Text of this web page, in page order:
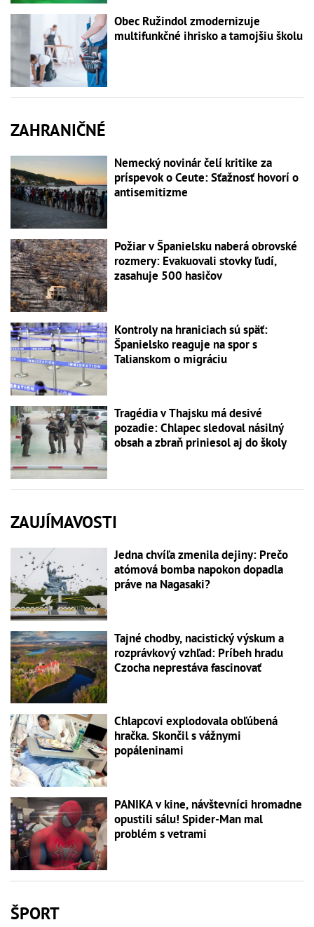
Obec Ružindol zmodernizuje
multifunkčné ihrisko a tamojšiu školu
ZAHRANIČNÉ
Nemecký novinár čelí kritike za
príspevok o Ceute: Sťažnosť hovorí o
antisemitizme
Požiar v Španielsku naberá obrovské
rozmery: Evakuovali stovky ľudí,
zasahuje 500 hasičov
Kontroly na hraniciach sú späť:
Španielsko reaguje na spor s
Talianskom o migráciu
Tragédia v Thajsku má desivé
pozadie: Chlapec sledoval násilný
obsah a zbraň priniesol aj do školy
ZAUJÍMAVOSTI
Jedna chvíľa zmenila dejiny: Prečo
atómová bomba napokon dopadla
práve na Nagasaki?
Tajné chodby, nacistický výskum a
rozprávkový vzhľad: Príbeh hradu
Czocha neprestáva fascinovať
Chlapcovi explodovala obľúbená
hračka. Skončil s vážnymi
popáleninami
PANIKA v kine, návštevníci hromadne
opustili sálu! Spider-Man mal
problém s vetrami
ŠPORT